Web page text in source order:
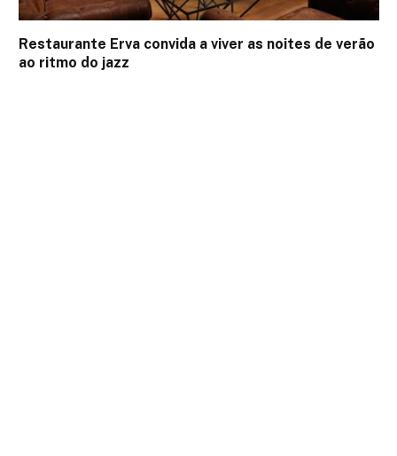
Restaurante Erva convida a viver as noites de verão
ao ritmo do jazz